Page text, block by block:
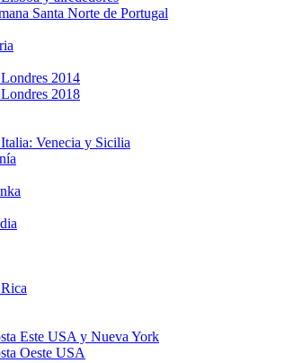
Santa Norte de Portugal
2014
2018
Venecia y Sicilia
Este USA y Nueva York
Oeste USA